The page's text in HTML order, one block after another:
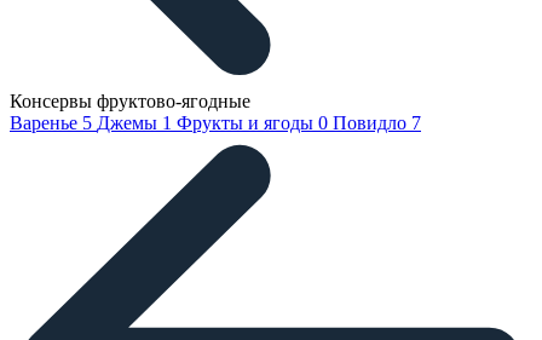
Консервы фруктово-ягодные
Варенье 5 Джемы 1 Фрукты и ягоды 0 Повидло 7